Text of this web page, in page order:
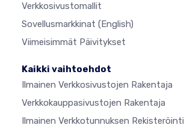
Verkkosivustomallit
Sovellusmarkkinat (English)
Viimeisimmät Päivitykset
Kaikki vaihtoehdot
Ilmainen Verkkosivustojen Rakentaja
Verkkokauppasivustojen Rakentaja
Ilmainen Verkkotunnuksen Rekisteröinti